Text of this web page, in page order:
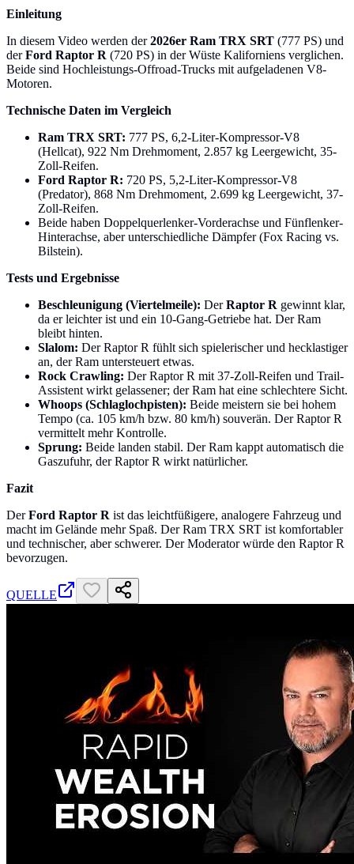
Einleitung
In diesem Video werden der2026er Ram TRX SRT (777 PS) und
derFord Raptor R (720 PS) in der Wüste Kaliforniens verglichen.
Beide sind Hochleistungs-Offroad-Trucks mit aufgeladenen V8-
Motoren.
Technische Daten im Vergleich
Ram TRX SRT: 777 PS, 6,2-Liter-Kompressor-V8
(Hellcat), 922 Nm Drehmoment, 2.857 kg Leergewicht, 35-
Zoll-Reifen.
Ford Raptor R: 720 PS, 5,2-Liter-Kompressor-V8
(Predator), 868 Nm Drehmoment, 2.699 kg Leergewicht, 37-
Zoll-Reifen.
Beide haben Doppelquerlenker-Vorderachse und Fünflenker-
Hinterachse, aber unterschiedliche Dämpfer (Fox Racing vs.
Bilstein).
Tests und Ergebnisse
Beschleunigung (Viertelmeile): DerRaptor R gewinnt klar,
da er leichter ist und ein 10-Gang-Getriebe hat. Der Ram
bleibt hinten.
Slalom: Der Raptor R fühlt sich spielerischer und hecklastiger
an, der Ram untersteuert etwas.
Rock Crawling: Der Raptor R mit 37-Zoll-Reifen und Trail-
Assistent wirkt gelassener; der Ram hat eine schlechtere Sicht.
Whoops (Schlaglochpisten): Beide meistern sie bei hohem
Tempo (ca. 105 km/h bzw. 80 km/h) souverän. Der Raptor R
vermittelt mehr Kontrolle.
Sprung: Beide landen stabil. Der Ram kappt automatisch die
Gaszufuhr, der Raptor R wirkt natürlicher.
Fazit
DerFord Raptor R ist das leichtfüßigere, analogere Fahrzeug und
macht im Gelände mehr Spaß. Der Ram TRX SRT ist komfortabler
und technischer, aber schwerer. Der Moderator würde den Raptor R
bevorzugen.
QUELLE